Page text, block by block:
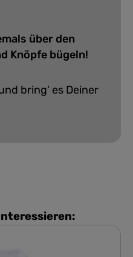
über den
Knöpfe bügeln!
bring' es Deiner